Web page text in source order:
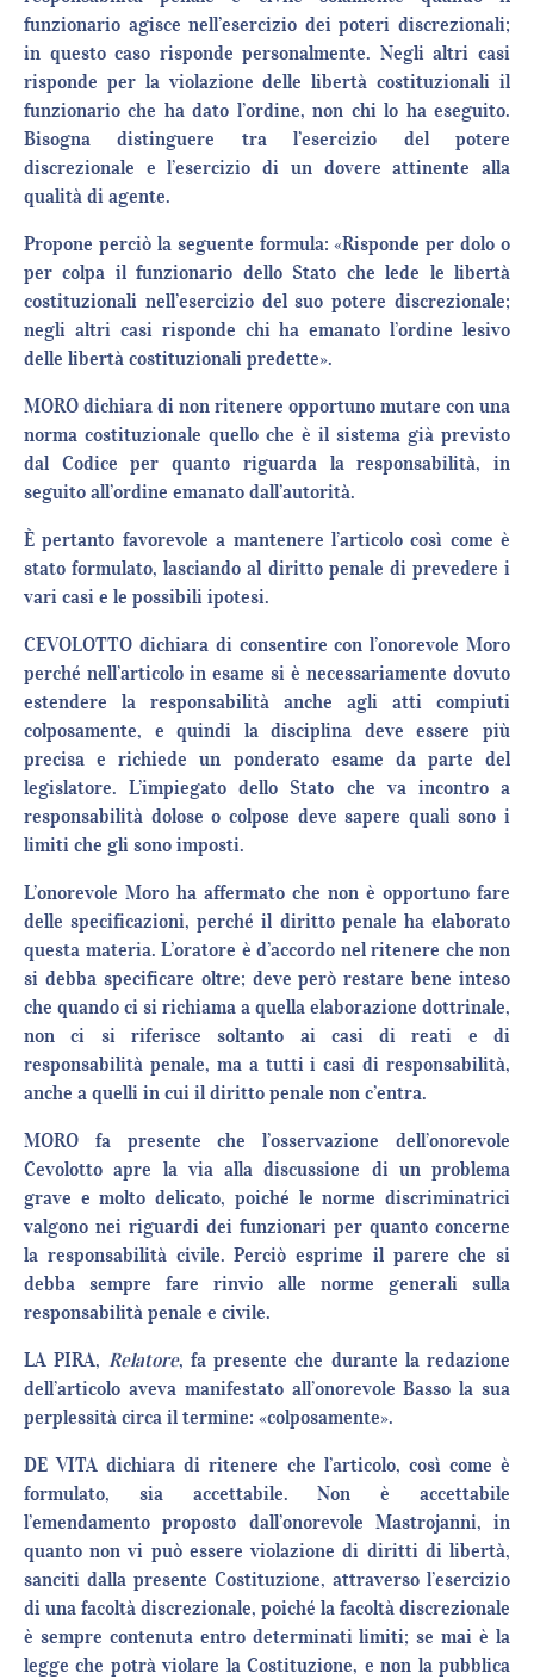
funzionario agisce nell’esercizio dei poteri discrezionali;
in questo caso risponde personalmente. Negli altri casi
risponde per la violazione delle libertà costituzionali il
funzionario che ha dato l’ordine, non chi lo ha eseguito.
Bisogna distinguere tra l’esercizio del potere
discrezionale e l’esercizio di un dovere attinente alla
qualità di agente.
Propone perciò la seguente formula: «Risponde per dolo o
per colpa il funzionario dello Stato che lede le libertà
costituzionali nell’esercizio del suo potere discrezionale;
negli altri casi risponde chi ha emanato l’ordine lesivo
delle libertà costituzionali predette».
MORO dichiara di non ritenere opportuno mutare con una
norma costituzionale quello che è il sistema già previsto
dal Codice per quanto riguarda la responsabilità, in
seguito all’ordine emanato dall’autorità.
È pertanto favorevole a mantenere l’articolo così come è
stato formulato, lasciando al diritto penale di prevedere i
vari casi e le possibili ipotesi.
CEVOLOTTO dichiara di consentire con l’onorevole Moro
perché nell’articolo in esame si è necessariamente dovuto
estendere la responsabilità anche agli atti compiuti
colposamente, e quindi la disciplina deve essere più
precisa e richiede un ponderato esame da parte del
legislatore. L’impiegato dello Stato che va incontro a
responsabilità dolose o colpose deve sapere quali sono i
limiti che gli sono imposti.
L’onorevole Moro ha affermato che non è opportuno fare
delle specificazioni, perché il diritto penale ha elaborato
questa materia. L’oratore è d’accordo nel ritenere che non
si debba specificare oltre; deve però restare bene inteso
che quando ci si richiama a quella elaborazione dottrinale,
non ci si riferisce soltanto ai casi di reati e di
responsabilità penale, ma a tutti i casi di responsabilità,
anche a quelli in cui il diritto penale non c’entra.
MORO fa presente che l’osservazione dell’onorevole
Cevolotto apre la via alla discussione di un problema
grave e molto delicato, poiché le norme discriminatrici
valgono nei riguardi dei funzionari per quanto concerne
la responsabilità civile. Perciò esprime il parere che si
debba sempre fare rinvio alle norme generali sulla
responsabilità penale e civile.
LA PIRA, Relatore, fa presente che durante la redazione
dell’articolo aveva manifestato all’onorevole Basso la sua
perplessità circa il termine: «colposamente».
DE VITA dichiara di ritenere che l’articolo, così come è
formulato, sia accettabile. Non è accettabile
l’emendamento proposto dall’onorevole Mastrojanni, in
quanto non vi può essere violazione di diritti di libertà,
sanciti dalla presente Costituzione, attraverso l’esercizio
di una facoltà discrezionale, poiché la facoltà discrezionale
è sempre contenuta entro determinati limiti; se mai è la
legge che potrà violare la Costituzione, e non la pubblica